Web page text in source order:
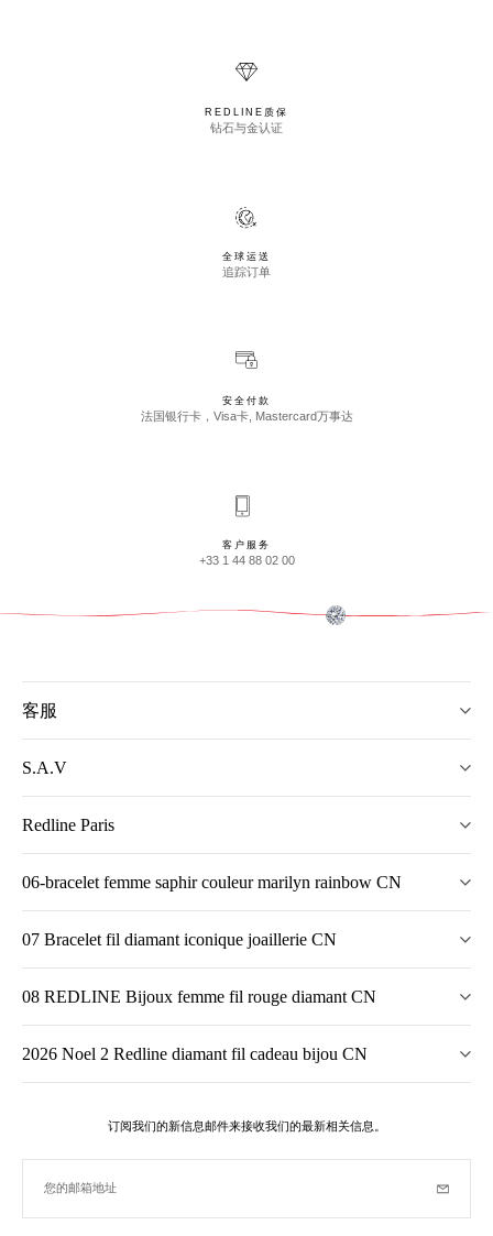
REDLINE质保
钻石与金认证
全球运送
追踪订单
安全付款
法国银行卡，Visa卡, Mastercard万事达
客户服务
+33 1 44 88 02 00
客服
S.A.V
Redline Paris
06-bracelet femme saphir couleur marilyn rainbow CN
07 Bracelet fil diamant iconique joaillerie CN
08 REDLINE Bijoux femme fil rouge diamant CN
2026 Noel 2 Redline diamant fil cadeau bijou CN
订阅我们的新信息邮件来接收我们的最新相关信息。
您的邮箱地址